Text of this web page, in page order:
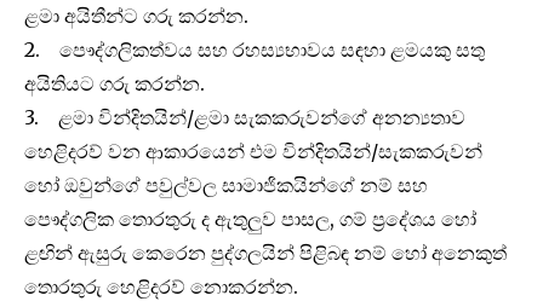
ළමා අයිතීන්ට ගරු කරන්න.
2. පෞද්ගලිකත්වය සහ රහස්‍යභාවය සඳහා ළමයකු සතු
අයිතියට ගරු කරන්න.
3. ළමා වින්දිතයින්/ළමා සැකකරුවන්ගේ අනන්‍යතාව
හෙළිදරව් වන ආකාරයෙන් එම වින්දිතයින්/සැකකරුවන්
හෝ ඔවුන්ගේ පවුල්වල සාමාජිකයින්ගේ නම් සහ
පෞද්ගලික තොරතුරු ද ඇතුලුව පාසල, ගම් ප‍්‍රදේශය හෝ
ළඟින් ඇසුරු කෙරෙන පුද්ගලයින් පිළිබඳ නම් හෝ අනෙකුත්
තොරතුරු හෙළිදරව් නොකරන්න.